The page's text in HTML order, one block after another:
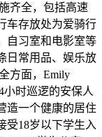
齐全，包括高速
车存放处为爱骑行
自习室和电影室等
日常用品、娱乐放
方面，Emily
小时巡逻的安保人
造一个健康的居住
受18岁以下学生入